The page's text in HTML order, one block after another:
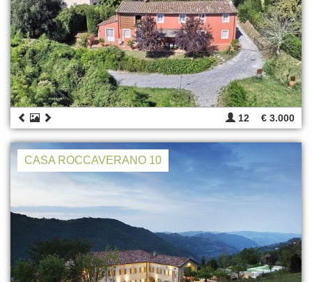
12 € 3.000
CASA ROCCAVERANO 10